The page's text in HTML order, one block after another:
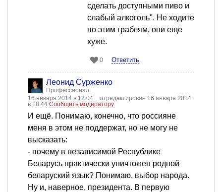
сделать доступными пиво и
слабый алкоголь". Не ходите
по этим граблям, они еще
хуже.
0 Ответить
Леонид Сурженко
Профессионал
16 января 2014 в 12:04
отредактирован 16 января 2014
в 18:44Сообщить модератору
И ещё. Понимаю, конечно, что россияне
меня в этом не поддержат, но не могу не
высказать:
- почему в независимой Республике
Беларусь практически уничтожен родной
беларуский язык? Понимаю, выбор народа.
Ну и, наверное, президента. В первую